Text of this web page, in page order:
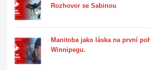
Rozhovor se Sabinou
Manitoba jako láska na první
Winnipegu.